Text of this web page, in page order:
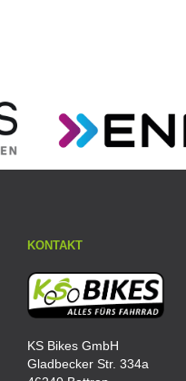
KONTAKT
KS Bikes GmbH
Gladbecker Str. 334a